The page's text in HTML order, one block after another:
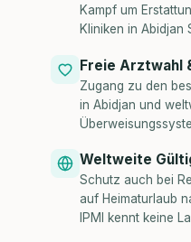
Kampf um
Kliniken in
Freie Arztwahl
Zugang zu den
in Abidjan und
Weltweite
Schutz auch bei
auf Heimaturlaub
IPMI kennt keine